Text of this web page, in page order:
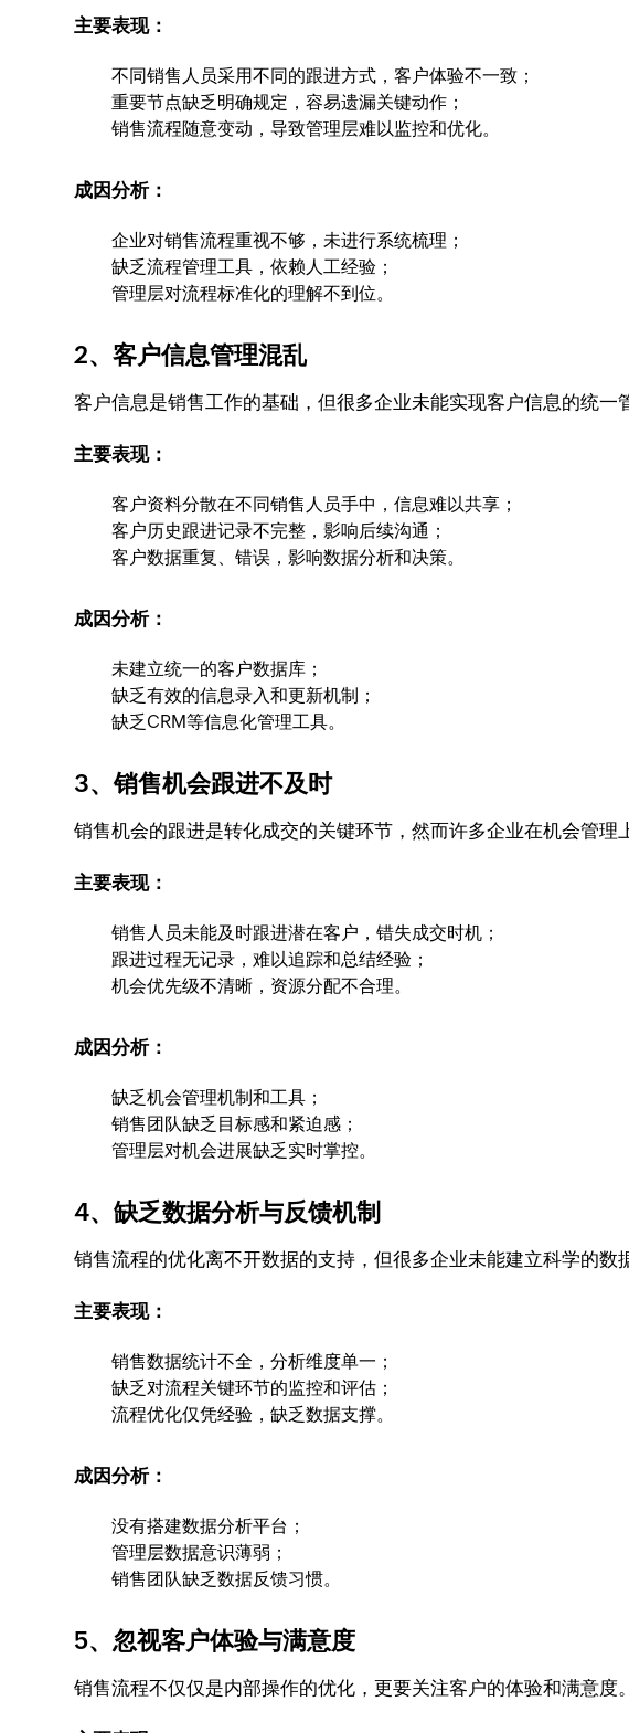
主要表现：
不同销售人员采用不同的跟进方式，客户体验不一致；
重要节点缺乏明确规定，容易遗漏关键动作；
销售流程随意变动，导致管理层难以监控和优化。
成因分析：
企业对销售流程重视不够，未进行系统梳理；
缺乏流程管理工具，依赖人工经验；
管理层对流程标准化的理解不到位。
2、客户信息管理混乱
客户信息是销售工作的基础，但很多企业未能实现客户信息的统
主要表现：
客户资料分散在不同销售人员手中，信息难以共享；
客户历史跟进记录不完整，影响后续沟通；
客户数据重复、错误，影响数据分析和决策。
成因分析：
未建立统一的客户数据库；
缺乏有效的信息录入和更新机制；
缺乏CRM等信息化管理工具。
3、销售机会跟进不及时
销售机会的跟进是转化成交的关键环节，然而许多企业在机会管理
主要表现：
销售人员未能及时跟进潜在客户，错失成交时机；
跟进过程无记录，难以追踪和总结经验；
机会优先级不清晰，资源分配不合理。
成因分析：
缺乏机会管理机制和工具；
销售团队缺乏目标感和紧迫感；
管理层对机会进展缺乏实时掌控。
4、缺乏数据分析与反馈机制
销售流程的优化离不开数据的支持，但很多企业未能建立科学的
主要表现：
销售数据统计不全，分析维度单一；
缺乏对流程关键环节的监控和评估；
流程优化仅凭经验，缺乏数据支撑。
成因分析：
没有搭建数据分析平台；
管理层数据意识薄弱；
销售团队缺乏数据反馈习惯。
5、忽视客户体验与满意度
销售流程不仅仅是内部操作的优化，更要关注客户的体验和满意